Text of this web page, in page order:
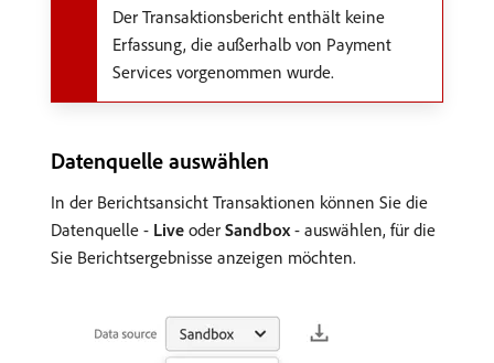
Der Transaktionsbericht enthält keine
Erfassung, die außerhalb von Payment
Services vorgenommen wurde.
Datenquelle auswählen
In der Berichtsansicht Transaktionen können Sie die
Datenquelle - Live oder Sandbox- auswählen, für die
Sie Berichtsergebnisse anzeigen möchten.